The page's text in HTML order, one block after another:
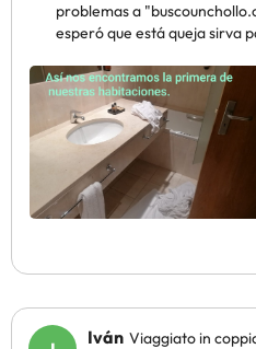
problemas a
esperó que está queja sirva
Iván Viaggiato in